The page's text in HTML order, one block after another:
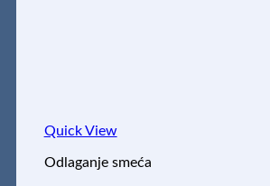
Quick View
Odlaganje smeća